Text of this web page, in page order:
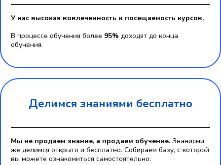
У нас высокая вовлеченность и посещаемость курсов.
В процессе обучения более 95% доходят до конца
обучения.
Делимся знаниями бесплатно
Мы не продаем знание, а продаем обучение. Знаниями
же делимся открыто и бесплатно. Собираем базу, с которой
вы можете ознакомиться самостоятельно: